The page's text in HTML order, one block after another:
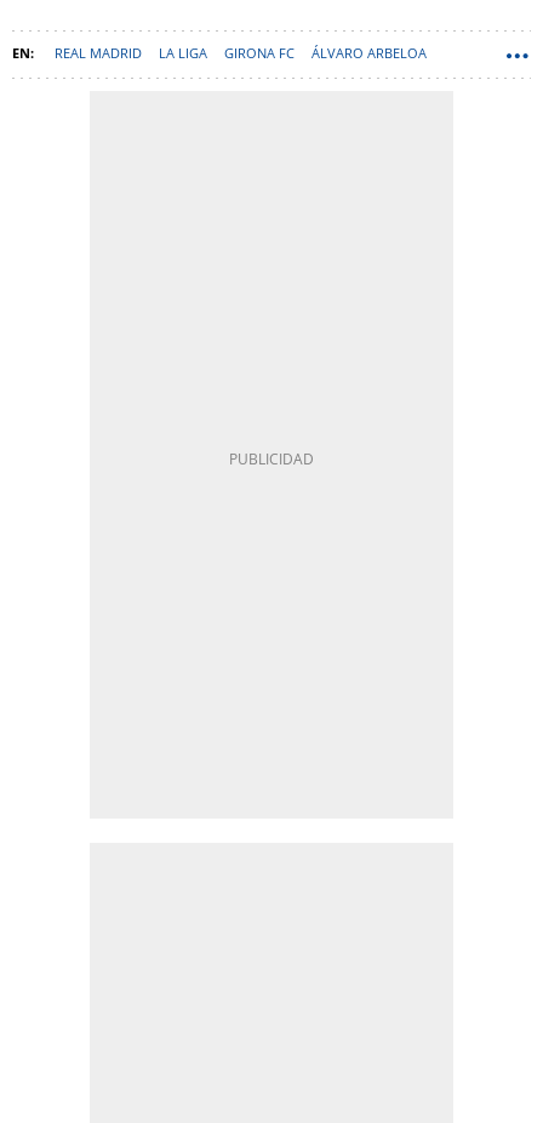
REAL MADRID LA LIGA GIRONA FC ÁLVARO ARBELOA